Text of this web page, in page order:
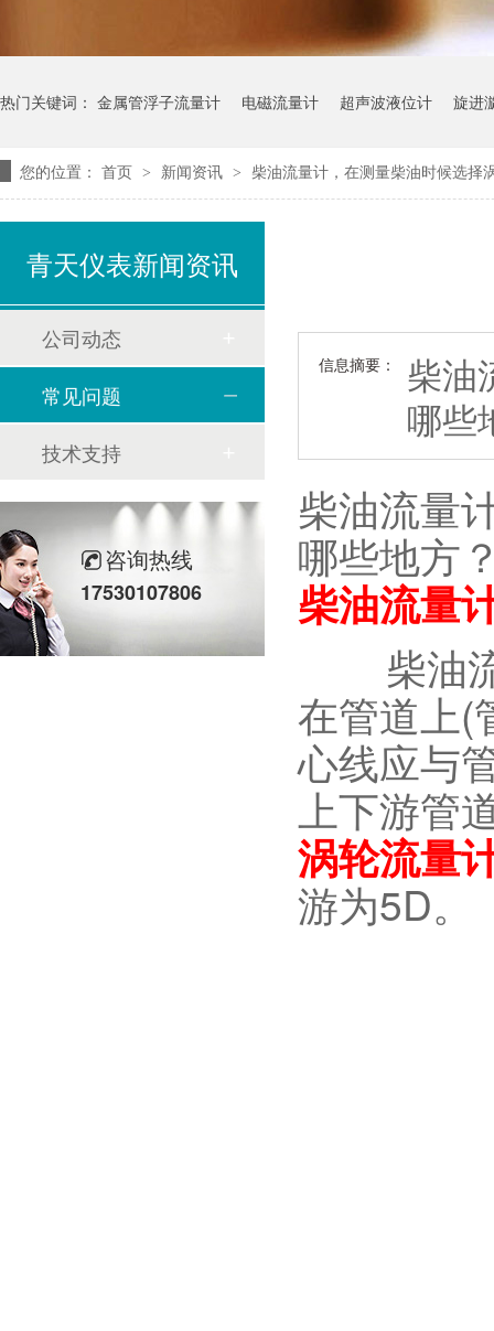
热门关键词： 金属管浮子流量计 电磁流量计 超声波液位计 旋进
您的位置： 首页 > 新闻资讯 > 柴油流量计，在测量柴油时候选择
信息摘要：
柴油
哪些
柴油流量
哪些地方
柴油流量
柴油流
在管道上(
心线应与
上下游管
涡轮流量
游为5D。
青天仪表新闻资讯
公司动态
常见问题
技术支持
咨询热线
17530107806